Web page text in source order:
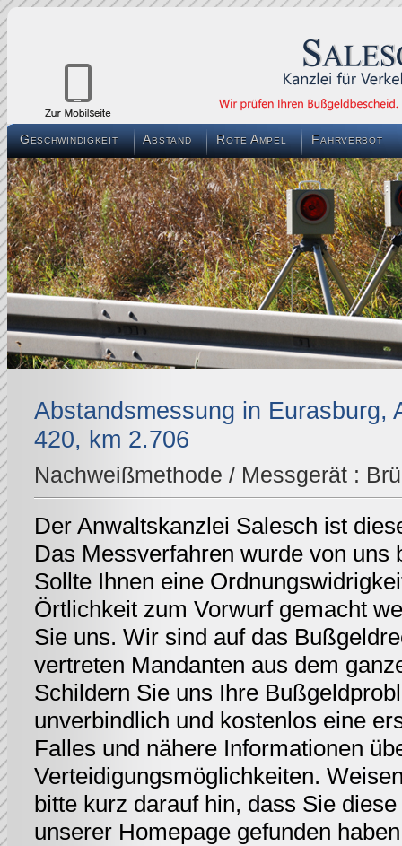
Geschwindigkeit Abstand Rote Ampel Fahrverbot
Abstandsmessung in Eurasburg,
420, km 2.706
Nachweißmethode / Messgerät :
Der Anwaltskanzlei Salesch ist
Das Messverfahren wurde von uns
Sollte Ihnen eine
Örtlichkeit zum Vorwurf gemacht
Sie uns. Wir sind auf das
vertreten Mandanten aus dem
Schildern Sie uns Ihre
unverbindlich und kostenlos eine
Falles und nähere Informationen
Verteidigungsmöglichkeiten.
bitte kurz darauf hin, dass Sie
unserer Homepage gefunden